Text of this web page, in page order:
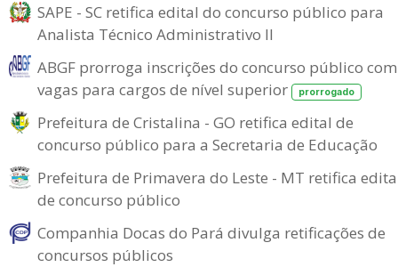
SAPE - SC retifica edital do concurso público para
Analista Técnico Administrativo II
ABGF prorroga inscrições do concurso público com
vagas para cargos de nível superior
prorrogado
Prefeitura de Cristalina - GO retifica edital de
concurso público para a Secretaria de Educação
Prefeitura de Primavera do Leste - MT retifica
de concurso público
Companhia Docas do Pará divulga retificações de
concursos públicos